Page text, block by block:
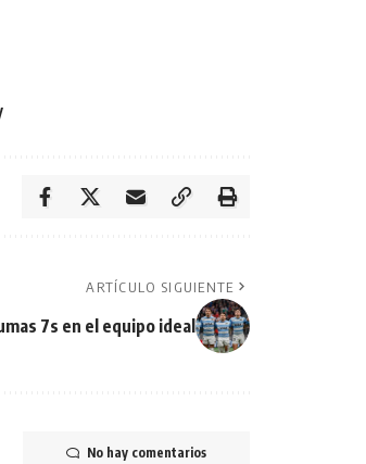
ARTÍCULO SIGUIENTE
7s en el equipo ideal
No hay comentarios